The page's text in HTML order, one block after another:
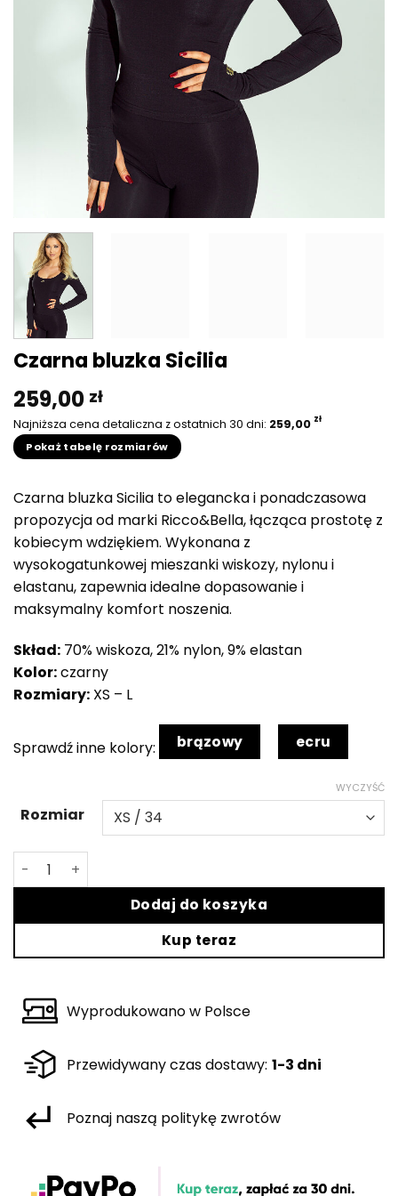
Czarna bluzka Sicilia
259,00 zł
Najniższa cena detaliczna z ostatnich 30 dni: 259,00 zł
Pokaż tabelę rozmiarów
Czarna bluzka Sicilia to elegancka i ponadczasowa
propozycja od marki Ricco&Bella, łącząca prostotę z
kobiecym wdziękiem. Wykonana z
wysokogatunkowej mieszanki wiskozy, nylonu i
elastanu, zapewnia idealne dopasowanie i
maksymalny komfort noszenia.
Skład: 70% wiskoza, 21% nylon, 9% elastan
Kolor:czarny
Rozmiary: XS – L
Sprawdź inne kolory: brązowy ecru
Rozmiar
WYCZYŚĆ
ilość Czarna bluzka Sicilia
Dodaj do koszyka
Kup teraz
Wyprodukowano w Polsce
Przewidywany czas dostawy: 1-3 dni
Poznaj naszą politykę zwrotów